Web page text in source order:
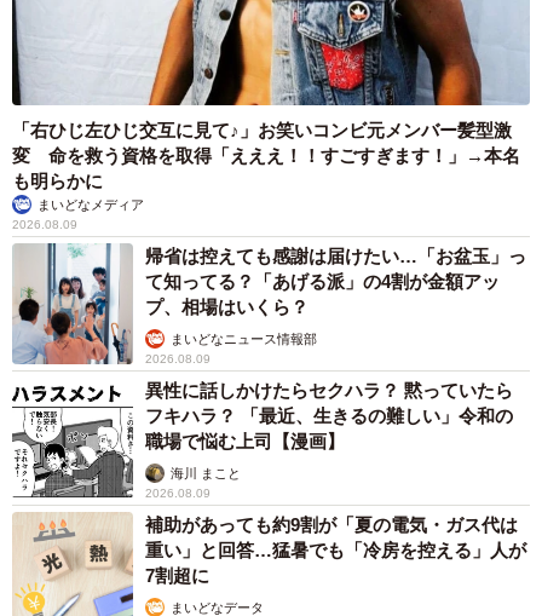
「右ひじ左ひじ交互に見て♪」お笑いコンビ元メンバー髪型激
変 命を救う資格を取得「えええ！！すごすぎます！」→本名
も明らかに
まいどなメディア
2026.08.09
帰省は控えても感謝は届けたい…「お盆玉」っ
て知ってる？「あげる派」の4割が金額アッ
プ、相場はいくら？
まいどなニュース情報部
2026.08.09
異性に話しかけたらセクハラ？ 黙っていたら
フキハラ？ 「最近、生きるの難しい」令和の
職場で悩む上司【漫画】
海川 まこと
2026.08.09
補助があっても約9割が「夏の電気・ガス代は
重い」と回答…猛暑でも「冷房を控える」人が
7割超に
まいどなデータ